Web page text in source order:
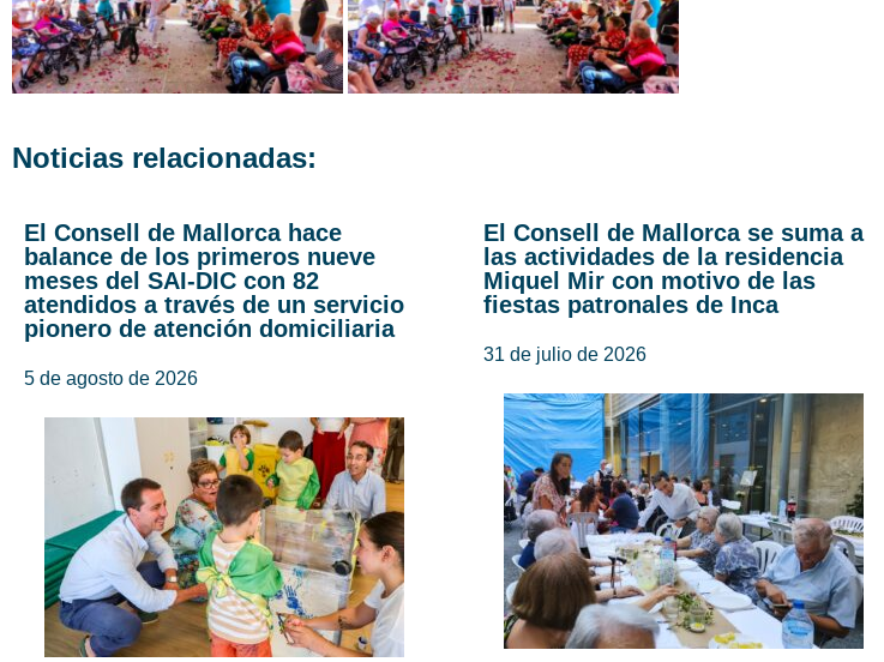
Noticias relacionadas:
El Consell de Mallorca hace
balance de los primeros nueve
meses del SAI-DIC con 82
atendidos a través de un servicio
pionero de atención domiciliaria
5 de agosto de 2026
El Consell de Mallorca se suma a
las actividades de la residencia
Miquel Mir con motivo de las
fiestas patronales de Inca
31 de julio de 2026